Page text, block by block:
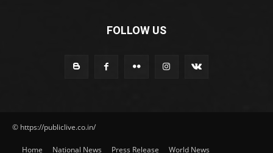
FOLLOW US
© https://publiclive.co.in/
Home National News Press Release World News